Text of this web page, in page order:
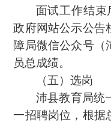
面试工作结束
政府网站公示公告
障局微信公众号（
员总成绩。
（五）选岗
沛县教育局统
一招聘岗位，根据